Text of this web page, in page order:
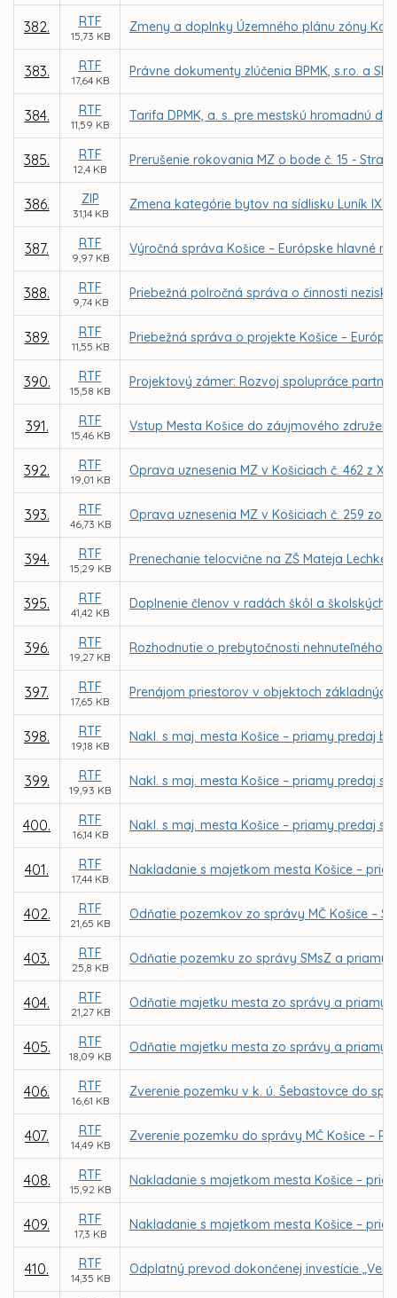
382. RTF
15,73 KB
Zmeny a doplnky Územného plánu zóny
383. RTF
17,64 KB
Právne dokumenty zlúčenia BPMK, s.r.o. a
384. RTF
11,59 KB
Tarifa DPMK, a. s. pre mestskú hromadnú
385. RTF
12,4 KB
Prerušenie rokovania MZ o bode č. 15 -
386. ZIP
31,14 KB
Zmena kategórie bytov na sídlisku Luník IX v
387. RTF
9,97 KB
Výročná správa Košice – Európske hlavné
388. RTF
9,74 KB
Priebežná polročná správa o činnosti
389. RTF
11,55 KB
Priebežná správa o projekte Košice –
390. RTF
15,58 KB
Projektový zámer: Rozvoj spolupráce
391. RTF
15,46 KB
Vstup Mesta Košice do záujmového
392. RTF
19,01 KB
Oprava uznesenia MZ v Košiciach č. 462 z
393. RTF
46,73 KB
Oprava uznesenia MZ v Košiciach č. 259 zo
394. RTF
15,29 KB
Prenechanie telocvične na ZŠ Mateja
395. RTF
41,42 KB
Doplnenie členov v radách škôl a
396. RTF
19,27 KB
Rozhodnutie o prebytočnosti nehnuteľného
397. RTF
17,65 KB
Prenájom priestorov v objektoch
398. RTF
19,18 KB
Nakl. s maj. mesta Košice – priamy predaj
399. RTF
19,93 KB
Nakl. s maj. mesta Košice – priamy predaj
400. RTF
16,14 KB
Nakl. s maj. mesta Košice – priamy predaj
401. RTF
17,44 KB
Nakladanie s majetkom mesta Košice –
402. RTF
21,65 KB
Odňatie pozemkov zo správy MČ Košice –
403. RTF
25,8 KB
Odňatie pozemku zo správy SMsZ a priamy
404. RTF
21,27 KB
Odňatie majetku mesta zo správy a priamy
405. RTF
18,09 KB
Odňatie majetku mesta zo správy a priamy
406. RTF
16,61 KB
Zverenie pozemku v k. ú. Šebastovce do
407. RTF
14,49 KB
Zverenie pozemku do správy MČ Košice –
408. RTF
15,92 KB
Nakladanie s majetkom mesta Košice –
409. RTF
17,3 KB
Nakladanie s majetkom mesta Košice –
410. RTF
14,35 KB
Odplatný prevod dokončenej investície